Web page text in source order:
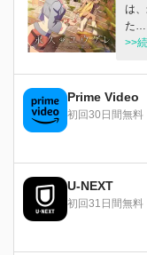
は
た
校
国
理
ー”
来
女
し
ド
が
ラ
ら
>>
Prime Video
初回30日間無料
U-NEXT
初回31日間無料